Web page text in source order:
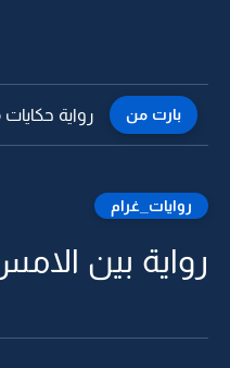
بارت من رواية
روايات_غرام
رواية بين